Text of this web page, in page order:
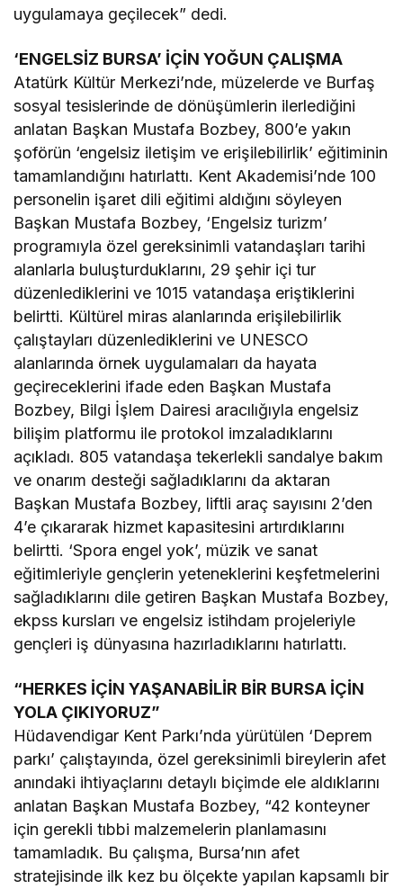
uygulamaya geçilecek” dedi.
‘ENGELSİZ BURSA’ İÇİN YOĞUN ÇALIŞMA
Atatürk Kültür Merkezi’nde, müzelerde ve Burfaş
sosyal tesislerinde de dönüşümlerin ilerlediğini
anlatan Başkan Mustafa Bozbey, 800’e yakın
şoförün ‘engelsiz iletişim ve erişilebilirlik’ eğitiminin
tamamlandığını hatırlattı. Kent Akademisi’nde 100
personelin işaret dili eğitimi aldığını söyleyen
Başkan Mustafa Bozbey, ‘Engelsiz turizm’
programıyla özel gereksinimli vatandaşları tarihi
alanlarla buluşturduklarını, 29 şehir içi tur
düzenlediklerini ve 1015 vatandaşa eriştiklerini
belirtti. Kültürel miras alanlarında erişilebilirlik
çalıştayları düzenlediklerini ve UNESCO
alanlarında örnek uygulamaları da hayata
geçireceklerini ifade eden Başkan Mustafa
Bozbey, Bilgi İşlem Dairesi aracılığıyla engelsiz
bilişim platformu ile protokol imzaladıklarını
açıkladı. 805 vatandaşa tekerlekli sandalye bakım
ve onarım desteği sağladıklarını da aktaran
Başkan Mustafa Bozbey, liftli araç sayısını 2’den
4’e çıkararak hizmet kapasitesini artırdıklarını
belirtti. ‘Spora engel yok’, müzik ve sanat
eğitimleriyle gençlerin yeteneklerini keşfetmelerini
sağladıklarını dile getiren Başkan Mustafa Bozbey,
ekpss kursları ve engelsiz istihdam projeleriyle
gençleri iş dünyasına hazırladıklarını hatırlattı.
“HERKES İÇİN YAŞANABİLİR BİR BURSA İÇİN
YOLA ÇIKIYORUZ”
Hüdavendigar Kent Parkı’nda yürütülen ‘Deprem
parkı’ çalıştayında, özel gereksinimli bireylerin afet
anındaki ihtiyaçlarını detaylı biçimde ele aldıklarını
anlatan Başkan Mustafa Bozbey, “42 konteyner
için gerekli tıbbi malzemelerin planlamasını
tamamladık. Bu çalışma, Bursa’nın afet
stratejisinde ilk kez bu ölçekte yapılan kapsamlı bir